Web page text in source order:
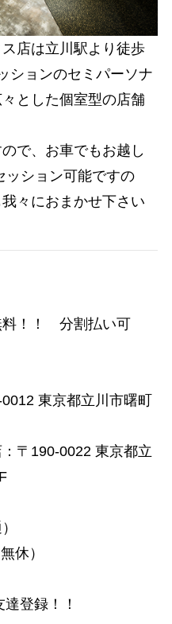
店は立川駅より徒歩
ションのセミパーソナ
とした個室型の店舗
で、お車でもお越し
ッション可能ですの
々におまかせ下さい
料！！ 分割払い可
東京都立川市曙町
〒190-0022 東京都立
休）
登録！！